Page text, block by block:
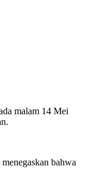
malam 14 Mei
bahwa